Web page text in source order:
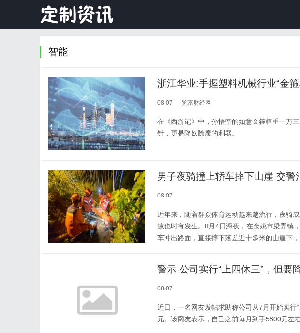
智能
浙江华业:手握塑料机械行业“金
08-07 览富财经网
在《西游记》中，孙悟空的如意金箍棒重一万
针，更是降妖除魔的利器。
男子夜骑撞上轿车摔下山崖 交警
08-07
近年来，随着群众体育运动越来越流行，夜骑
故也时有发生。8月4日深夜，在余姚市梁弄镇
车冲出路面，直接摔下落差近十多米的山崖下
08-07
近日，一名网友发帖求助称公司从7月开始实行
元。该网友表示，自己之前每月到手5800元左